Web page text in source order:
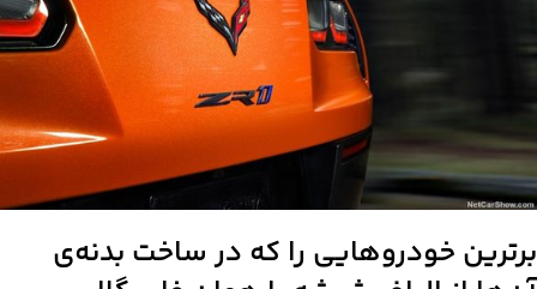
برترین خودروهایی را که در ساخت بدنه‌ی